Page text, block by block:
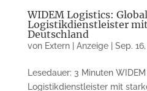
WIDEM Logistics:
Logistikdienstleister
Deutschland
von Extern | Anzeige| Sep.
Lesedauer: 3 Minuten
Logistikdienstleister mit